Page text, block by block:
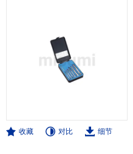
收藏 对比 细节